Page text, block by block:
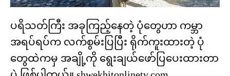
ပရိသတ်ကြီး အခုကြည့်နေတဲ့ ပုံတွေဟာ ကမ္ဘာ
အရပ်ရပ်က လက်စွမ်းပြပြီး ရိုက်ကူးထားတဲ့ ပုံ
တွေထဲကမှ အချို့ကို ရွေးချယ်ဖော်ပြပေးထားတာ